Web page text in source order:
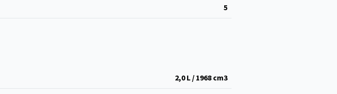
5
2,0 L / 1968 cm3